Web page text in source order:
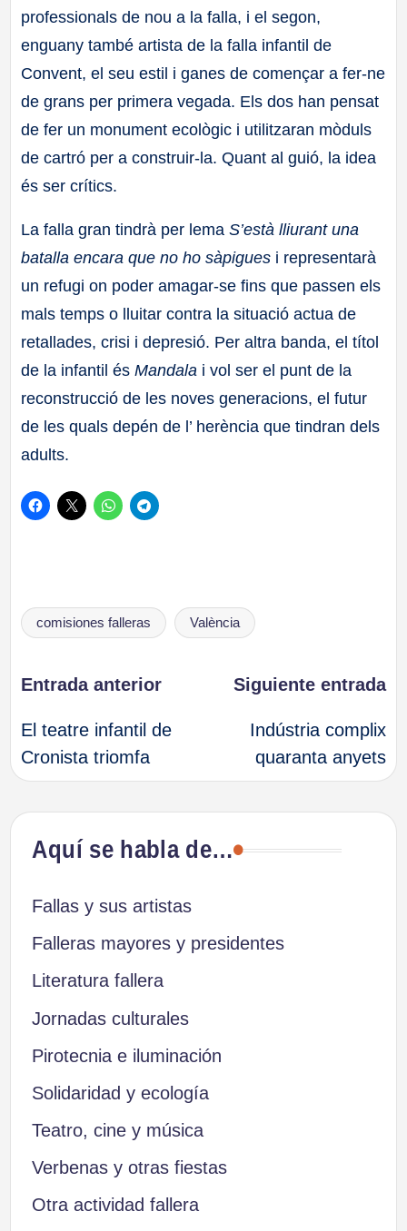
professionals de nou a la falla, i el segon,
enguany també artista de la falla infantil de
Convent, el seu estil i ganes de començar a fer-ne
de grans per primera vegada. Els dos han pensat
de fer un monument ecològic i utilitzaran mòduls
de cartró per a construir-la. Quant al guió, la idea
és ser crítics.
La falla gran tindrà per lemaS’està lliurant una
batalla encara que no ho sàpigues i representarà
un refugi on poder amagar-se fins que passen els
mals temps o lluitar contra la situació actua de
retallades, crisi i depresió. Per altra banda, el títol
de la infantil ésMandala i vol ser el punt de la
reconstrucció de les noves generacions, el futur
de les quals depén de l’ herència que tindran dels
adults.
Etiquetas:
comisiones falleras València
Navegación
de
entradas
Entrada anterior
El teatre infantil de
Cronista triomfa
Siguiente entrada
Indústria complix
quaranta anyets
Aquí se habla de…
Fallas y sus artistas
Falleras mayores y presidentes
Literatura fallera
Jornadas culturales
Pirotecnia e iluminación
Solidaridad y ecología
Teatro, cine y música
Verbenas y otras fiestas
Otra actividad fallera